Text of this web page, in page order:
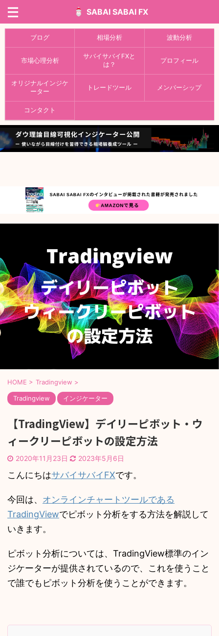
SABAI SABAI FX
ブログ 相場分析 波動分析
市場心理分析
サバイサバイFXと
は？
プロフィール
オリジナルインジケ
ーター
トレードツール メンバーシップ
コンタクト
HOME > Tradingview >
Tradingview インジケーター
【TradingView】デイリーピボット・ウ
ィークリーピボットの設定方法
2020年11月23日 2023年5月6日
こんにちはサバイサバイFXです。
今回は、 オンラインチャートツールである
TradingViewでピボット分析をする方法を解説して
いきます。
ピボット分析については、TradingView標準のイン
ジケーターが提供されているので、これを使うこと
で誰でもピボット分析を使うことができます。